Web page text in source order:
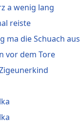
a wenig lang
reiste
ma die Schuach aus
vor dem Tore